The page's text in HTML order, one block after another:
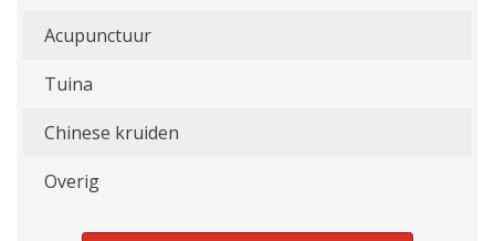
Acupunctuur
Tuina
Chinese kruiden
Overig